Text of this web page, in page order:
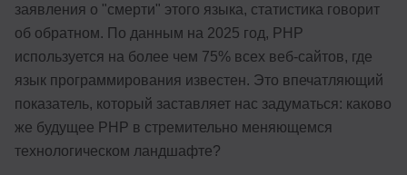
заявления о "смерти" этого языка, статистика говорит
об обратном. По данным на 2025 год, PHP
используется на более чем 75% всех веб-сайтов, где
язык программирования известен. Это впечатляющий
показатель, который заставляет нас задуматься: каково
же будущее PHP в стремительно меняющемся
технологическом ландшафте?
Дизайн
Аналитика
Менеджмент
Иностранные языки